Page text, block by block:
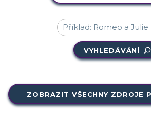
VYHLEDÁVÁNÍ
ZOBRAZIT VŠECHNY ZDROJE